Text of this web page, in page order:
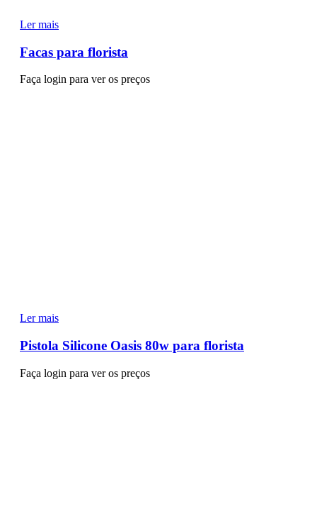
Ler mais
Facas para florista
Faça login para ver os preços
Ler mais
Pistola Silicone Oasis 80w para florista
Faça login para ver os preços